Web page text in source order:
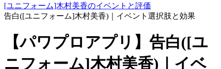
[ユニフォーム]木村美香のイベントと評価
告白([ユニフォーム]木村美香)｜イベント選択肢と効果
【パワプロアプリ】告白([ユ
ニフォーム]木村美香)｜イベ